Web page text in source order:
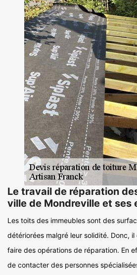
Le travail de réparation
ville de Mondreville et ses
Les toits des immeubles sont des
détériorées malgré leur solidité. Donc,
faire des opérations de réparation. En
de contacter des personnes